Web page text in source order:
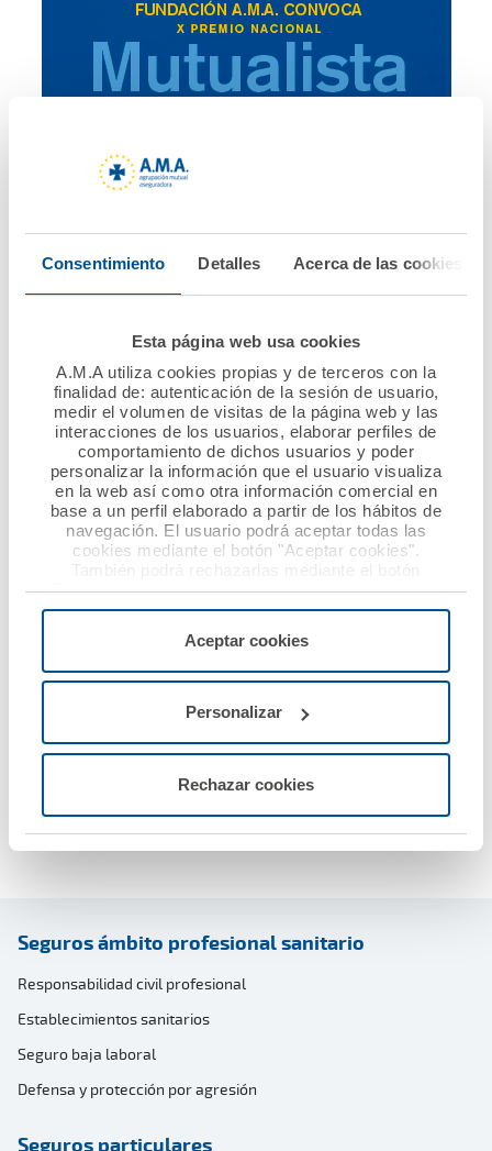
Consentimiento Detalles Acerca de las cookies
Esta página web usa cookies
A.M.A utiliza cookies propias y de terceros con la
finalidad de: autenticación de la sesión de usuario,
medir el volumen de visitas de la página web y las
interacciones de los usuarios, elaborar perfiles de
comportamiento de dichos usuarios y poder
personalizar la información que el usuario visualiza
en la web así como otra información comercial en
base a un perfil elaborado a partir de los hábitos de
navegación. El usuario podrá aceptar todas las
cookies mediante el botón "Aceptar cookies".
También podrá rechazarlas mediante el botón
"Rechazar", donde se rechazarán todas las cookies
menos las necesarias para permitir el acceso a los
configurarlas usando el botón “Personalizar".
Aceptar cookies
Personalizar
Rechazar cookies
Pueden participar en esta edición del Premio proyectos a
favor de colectivos en riesgo de exclusión social y que
salud, la prevención de enfermedades o la promoción de
hábitos de vida saludables.
CONVOCATORIA CERRADA
Seguros ámbito profesional sanitario
Responsabilidad civil profesional
Establecimientos sanitarios
Seguro baja laboral
Defensa y protección por agresión
Seguros particulares